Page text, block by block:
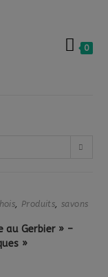
0
, Produits,savons
au Gerbier » –
»